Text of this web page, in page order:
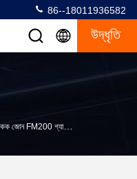
86--18011936582
উদ্ধৃতি
FM200 গ্যাস দমন সিস্টেম গ্যাস বর্জন সিস্টেম